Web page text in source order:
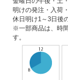
明けの発注・入荷
休日明け1～3日後
※一部商品は、時
す。